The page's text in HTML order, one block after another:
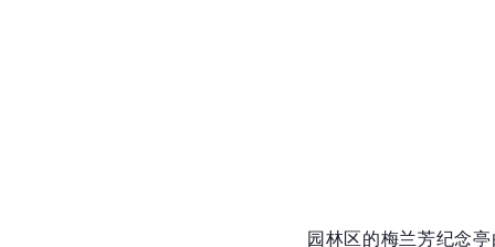
园林区的梅兰芳纪念